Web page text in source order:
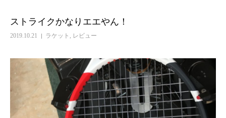
ストライクかなりエエやん！
2019.10.21 ラケット , レビュー
プライベートレッスン
ブログ